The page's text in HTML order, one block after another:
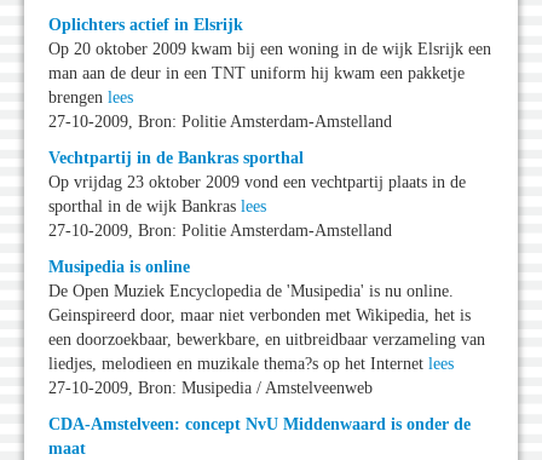
Oplichters actief in Elsrijk
Op 20 oktober 2009 kwam bij een woning in de wijk Elsrijk een
man aan de deur in een TNT uniform hij kwam een pakketje
brengen lees
27-10-2009, Bron: Politie Amsterdam-Amstelland
Vechtpartij in de Bankras sporthal
Op vrijdag 23 oktober 2009 vond een vechtpartij plaats in de
sporthal in de wijk Bankras lees
27-10-2009, Bron: Politie Amsterdam-Amstelland
Musipedia is online
De Open Muziek Encyclopedia de 'Musipedia' is nu online.
Geinspireerd door, maar niet verbonden met Wikipedia, het is
een doorzoekbaar, bewerkbare, en uitbreidbaar verzameling van
liedjes, melodieen en muzikale thema?s op het Internet lees
27-10-2009, Bron: Musipedia / Amstelveenweb
CDA-Amstelveen: concept NvU Middenwaard is onder de
maat